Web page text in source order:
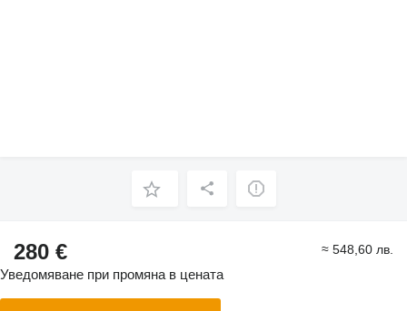
280 € ≈ 548,60 лв.
Уведомяване при промяна в цената